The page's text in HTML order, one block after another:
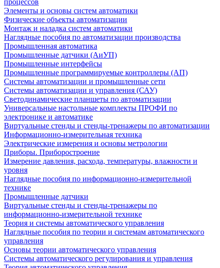
процессов
Элементы и основы систем автоматики
Физические объекты автоматизации
Монтаж и наладка систем автоматики
Наглядные пособия по автоматизации производства
Промышленная автоматика
Промышленные датчики (АиУП)
Промышленные интерфейсы
Промышленные программируемые контроллеры (АП)
Системы автоматизации и промышленные сети
Системы автоматизации и управления (САУ)
Светодинамические планшеты по автоматизации
Универсальные настольные комплекты ПРОФИ по
электронике и автоматике
Виртуальные стенды и стенды-тренажеры по автоматизации
Информационно-измерительная техника
Электрические измерения и основы метрологии
Приборы. Приборостроение
Измерение давления, расхода, температуры, влажности и
уровня
Наглядные пособия по информационно-измерительной
технике
Промышленные датчики
Виртуальные стенды и стенды-тренажеры по
информационно-измерительной технике
Теория и системы автоматического управления
Наглядные пособия по теории и системам автоматического
управления
Основы теории автоматического управления
Системы автоматического регулирования и управления